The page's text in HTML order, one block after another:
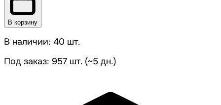
В корзину
В наличии: 40 шт.
Под заказ: 957 шт. (~5 дн.)